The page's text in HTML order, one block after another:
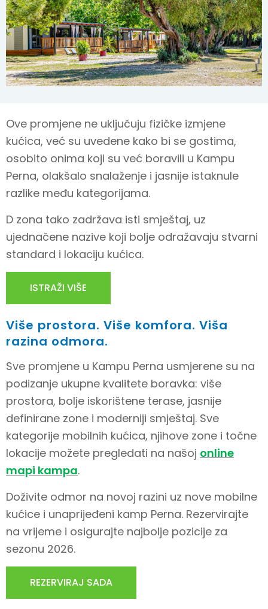
Ove promjene ne uključuju fizičke izmjene
kućica, već su uvedene kako bi se gostima,
osobito onima koji su već boravili u Kampu
Perna, olakšalo snalaženje i jasnije istaknule
razlike među kategorijama.
D zona tako zadržava isti smještaj, uz
ujednačene nazive koji bolje odražavaju stvarni
standard i lokaciju kućica.
ISTRAŽI VIŠE
Više prostora. Više komfora. Viša
razina odmora.
Sve promjene u Kampu Perna usmjerene su na
podizanje ukupne kvalitete boravka: više
prostora, bolje iskorištene terase, jasnije
definirane zone i moderniji smještaj. Sve
kategorije mobilnih kućica, njihove zone i točne
lokacije možete pregledati na našoj online
mapi kampa.
Doživite odmor na novoj razini uz nove mobilne
kućice i unaprijeđeni kamp Perna. Rezervirajte
na vrijeme i osigurajte najbolje pozicije za
sezonu 2026.
REZERVIRAJ SADA